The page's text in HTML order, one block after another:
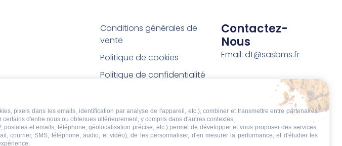
Conditions générales de
vente
Politique de cookies
Politique de confidentialité
Conditions de retour et de
remboursement
Droit de rétractation
Contactez-
Nous
Email: dt@sasbms.fr
pixels dans les emails, identification par analyse de l'appareil, etc.), combiner et transmettre entre partenaires
d'entre nous ou obtenues ultérieurement, y compris dans d'autres contextes.
et emails, téléphone, géolocalisation précise, etc.) permet de développer et vous proposer des services,
courrier, SMS, téléphone, audio, et vidéo), de les personnaliser, d'en mesurer la performance, et d'étudier les